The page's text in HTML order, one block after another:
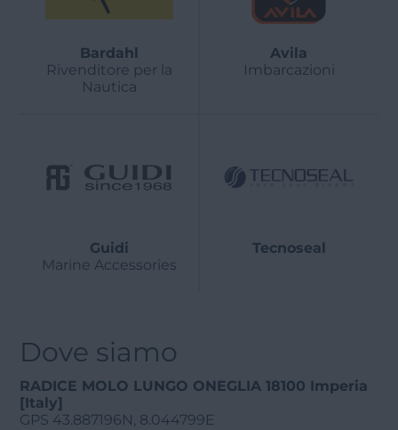
Bardahl
Rivenditore per la
Nautica
Avila
Imbarcazioni
Guidi
Marine Accessories
Tecnoseal
Dove siamo
RADICE MOLO LUNGO ONEGLIA 18100 Imperia
[Italy]
GPS 43.887196N, 8.044799E